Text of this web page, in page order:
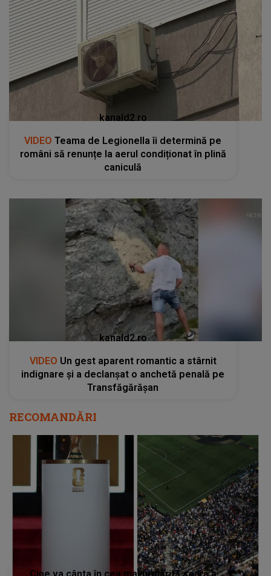
kanald2.ro
VIDEO Teama de Legionella îi determină pe
români să renunțe la aerul condiționat în plină
caniculă
kanald2.ro
VIDEO Un gest aparent romantic a stârnit
indignare și a declanșat o anchetă penală pe
Transfăgărășan
RECOMANDĂRI